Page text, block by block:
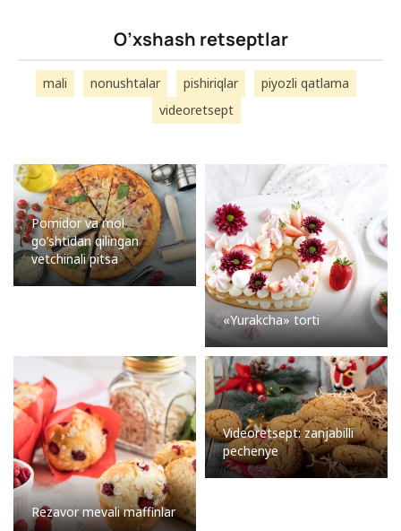
O’xshash retseptlar
mali nonushtalar pishiriqlar
piyozli qatlama
videoretsept
Pomidor va mol
go’shtidan qilingan
vetchinali pitsa
«Yurakcha» torti
Rezavor mevali maffinlar
Videoretsept: zanjabilli
pechenye